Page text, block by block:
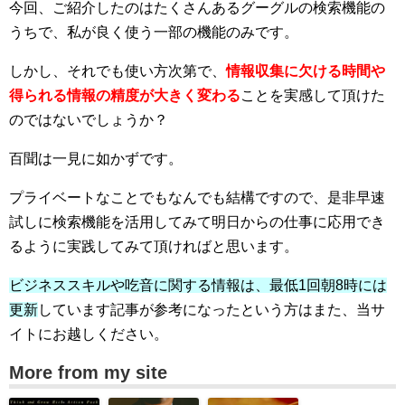
今回、ご紹介したのはたくさんあるグーグルの検索機能の
うちで、私が良く使う一部の機能のみです。
しかし、それでも使い方次第で、情報収集に欠ける時間や
得られる情報の精度が大きく変わることを実感して頂けた
のではないでしょうか？
百聞は一見に如かずです。
プライベートなことでもなんでも結構ですので、是非早速
試しに検索機能を活用してみて明日からの仕事に応用でき
るように実践してみて頂ければと思います。
ビジネススキルや吃音に関する情報は、最低1回朝8時には
更新しています記事が参考になったという方はまた、当サ
イトにお越しください。
More from my site